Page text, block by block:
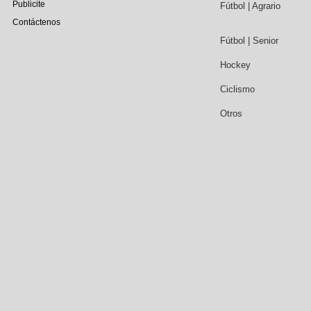
Publicite
Contáctenos
Fútbol | Agrario
Fútbol | Senior
Hockey
Ciclismo
Otros